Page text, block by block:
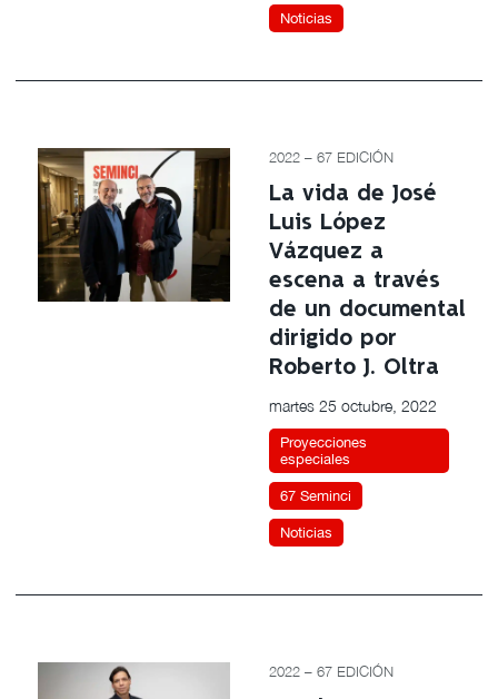
Noticias
2022 – 67 EDICIÓN
La vida de José
Luis López
Vázquez a
escena a través
de un documental
dirigido por
Roberto J. Oltra
martes 25 octubre, 2022
Proyecciones
especiales
67 Seminci
Noticias
2022 – 67 EDICIÓN